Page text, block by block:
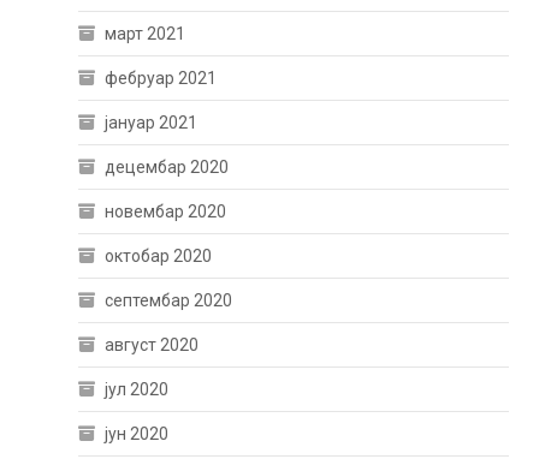
март 2021
фебруар 2021
јануар 2021
децембар 2020
новембар 2020
октобар 2020
септембар 2020
август 2020
јул 2020
јун 2020